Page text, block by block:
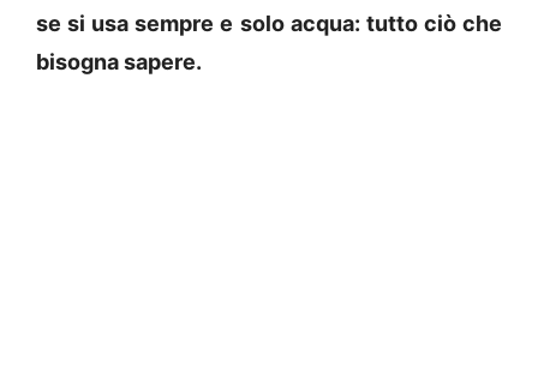
se si usa sempre e solo acqua: tutto ciò che
bisogna sapere.